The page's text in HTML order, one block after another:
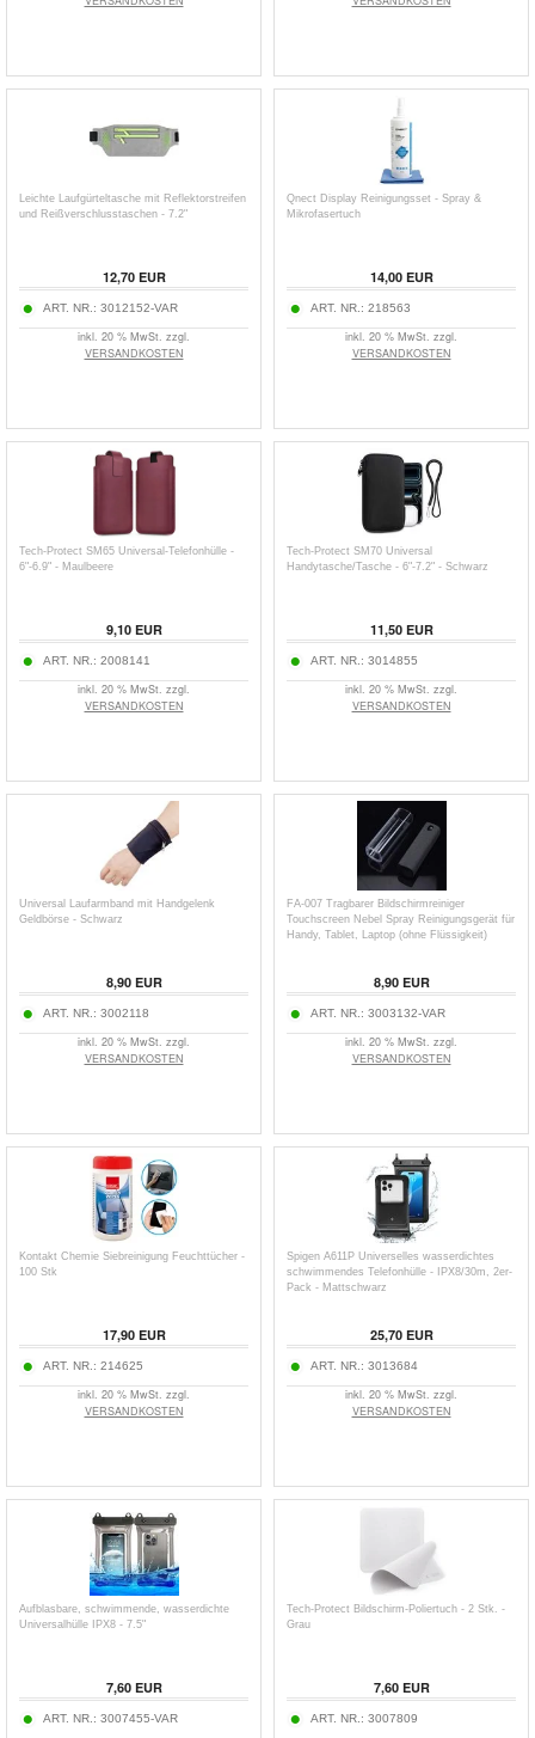
Leichte Laufgürteltasche mit Reflektorstreifen
und Reißverschlusstaschen - 7.2"
12,70EUR
ART. NR.: 3012152-VAR
inkl. 20 % MwSt. zzgl.
VERSANDKOSTEN
Qnect Display Reinigungsset - Spray &
Mikrofasertuch
14,00EUR
ART. NR.: 218563
inkl. 20 % MwSt. zzgl.
VERSANDKOSTEN
Tech-Protect SM65 Universal-Telefonhülle -
6"-6.9" - Maulbeere
9,10EUR
ART. NR.: 2008141
inkl. 20 % MwSt. zzgl.
VERSANDKOSTEN
Tech-Protect SM70 Universal
Handytasche/Tasche - 6"-7.2" - Schwarz
11,50EUR
ART. NR.: 3014855
inkl. 20 % MwSt. zzgl.
VERSANDKOSTEN
Universal Laufarmband mit Handgelenk
Geldbörse - Schwarz
8,90EUR
ART. NR.: 3002118
inkl. 20 % MwSt. zzgl.
VERSANDKOSTEN
FA-007 Tragbarer Bildschirmreiniger
Touchscreen Nebel Spray Reinigungsgerät für
Handy, Tablet, Laptop (ohne Flüssigkeit)
8,90EUR
ART. NR.: 3003132-VAR
inkl. 20 % MwSt. zzgl.
VERSANDKOSTEN
Kontakt Chemie Siebreinigung Feuchttücher -
100 Stk
17,90EUR
ART. NR.: 214625
inkl. 20 % MwSt. zzgl.
VERSANDKOSTEN
Spigen A611P Universelles wasserdichtes
schwimmendes Telefonhülle - IPX8/30m, 2er-
Pack - Mattschwarz
25,70EUR
ART. NR.: 3013684
inkl. 20 % MwSt. zzgl.
VERSANDKOSTEN
Aufblasbare, schwimmende, wasserdichte
Universalhülle IPX8 - 7.5"
7,60EUR
ART. NR.: 3007455-VAR
Tech-Protect Bildschirm-Poliertuch - 2 Stk. -
Grau
7,60EUR
ART. NR.: 3007809